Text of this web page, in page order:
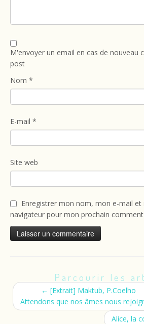
M'envoyer un email en cas de nouveau
post
Nom *
E-mail *
Site web
Enregistrer mon nom, mon e-mail et
navigateur pour mon prochain
Parcourir les
← [Extrait] Maktub, P.Coelho
Attendons que nos âmes nous
Alice, la